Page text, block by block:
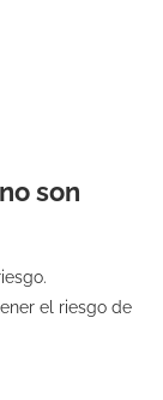
son
el riesgo de